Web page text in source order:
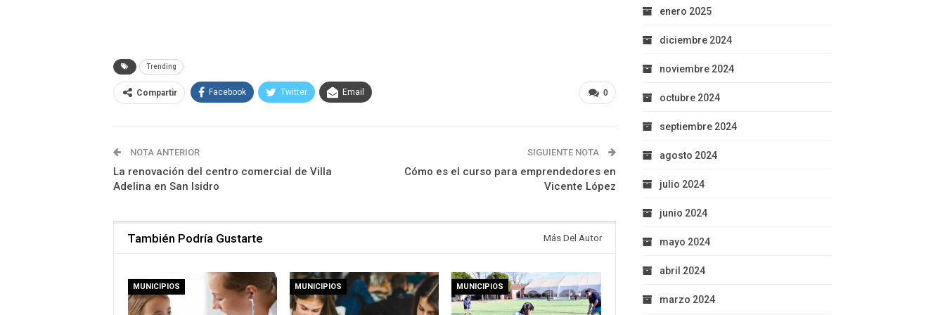
Trending
0
Compartir Facebook Twitter Email
NOTA ANTERIOR
La renovación del centro comercial de Villa
Adelina en San Isidro
SIGUIENTE NOTA
Cómo es el curso para emprendedores en
Vicente López
También Podría Gustarte Más Del Autor
MUNICIPIOS MUNICIPIOS MUNICIPIOS
enero 2025
diciembre 2024
noviembre 2024
octubre 2024
septiembre 2024
agosto 2024
julio 2024
junio 2024
mayo 2024
abril 2024
marzo 2024